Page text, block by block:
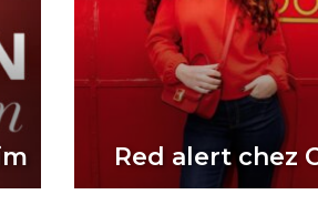
Red alert chez